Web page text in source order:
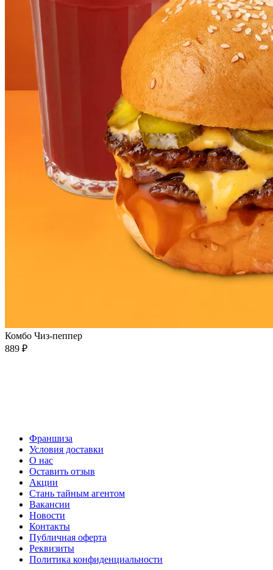
Комбо Чиз-пеппер
889 ₽
Франшиза
Условия доставки
О нас
Оставить отзыв
Акции
Стань тайным агентом
Вакансии
Новости
Контакты
Публичная оферта
Реквизиты
Политика конфиденциальности